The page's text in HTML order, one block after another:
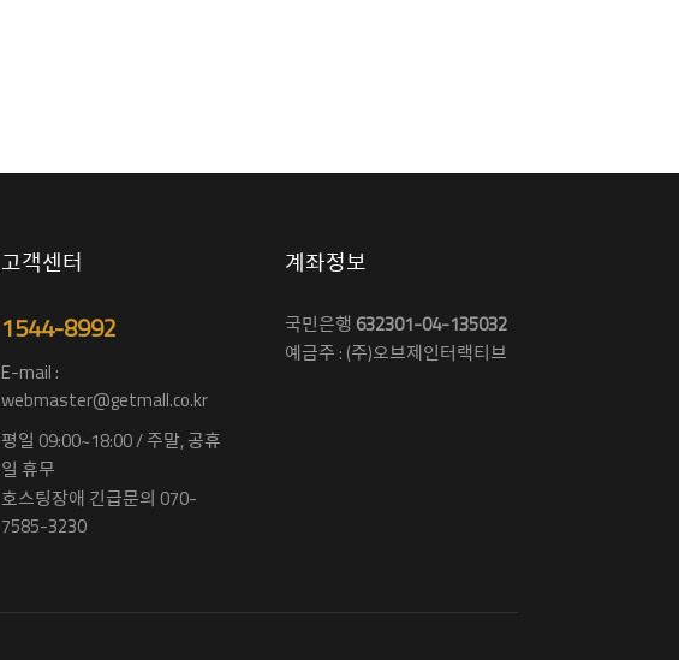
고객센터
1544-8992
E-mail :
webmaster@getmall.co.kr
평일 09:00~18:00 / 주말, 공휴
일 휴무
호스팅장애 긴급문의 070-
7585-3230
계좌정보
국민은행 632301-04-135032
예금주 : (주)오브제인터랙티브